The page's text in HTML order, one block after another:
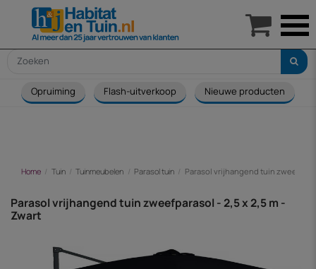
Opruiming Flash-uitverkoop Nieuwe producten
Home Tuin Tuinmeubelen Parasol tuin Parasol vrijhangend tuin
Parasol vrijhangend tuin zweefparasol - 2,5 x 2,5 m -
Zwart
-€ 48,00
